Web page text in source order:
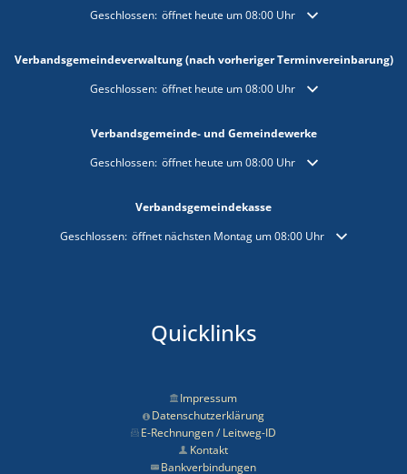
Klicken, um weitere Öffnungs- oder Schließzeiten
Geschlossen: öffnet heute um 08:00 Uhr
Verbandsgemeindeverwaltung (nach vorheriger Terminvereinbarung)
Klicken, um weitere Öffnungs- oder Schließzeiten
Geschlossen: öffnet heute um 08:00 Uhr
Verbandsgemeinde- und Gemeindewerke
Klicken, um weitere Öffnungs- oder Schließzeiten
Geschlossen: öffnet heute um 08:00 Uhr
Verbandsgemeindekasse
Klicken, um weitere Öffnungs- oder Schließzeiten auszublenden
Geschlossen: öffnet nächsten Montag um 08:00 Uhr
Quicklinks
Impressum
Datenschutzerklärung
E-Rechnungen / Leitweg-ID
Kontakt
Bankverbindungen